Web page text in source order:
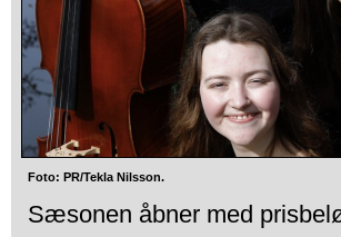
Foto: PR/Tekla Nilsson.
Sæsonen åbner med